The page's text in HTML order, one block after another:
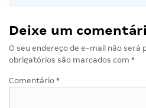
Deixe um
O seu endereço de e-mail não será
obrigatórios são marcados com *
Comentário *